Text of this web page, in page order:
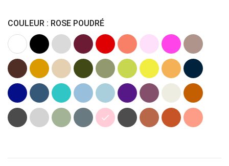
COULEUR : ROSE POUDRÉ
Blanc Noir
Gris
clair
BordeauxRouge Corail Rose
Clair
Rose
fuchsia
Taupe
(Marron)
MarronCaramelBeige
Kaki
(Vert
Armée)
Vert
Olive
Vert
anis
Jaune Ocre
(Jaune)
Bleu
marine
Bleu
cobalt
Bleu
jeans
foncé
Bleu
turquoise
Bleu
Clair
Bleu
pastel
Violet Figue
givrée
(Mauve
foncé)
Ecru Terracotta
Gris
anthracite
Gris
clair
Vert
(Vieux)
Bleu
acier
Rose
poudré
Gris
foncé
Argile Brique Corail
Clair